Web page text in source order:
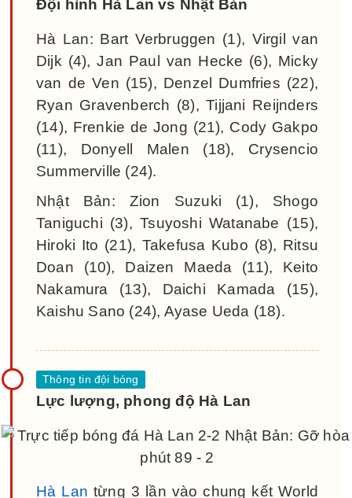
Đội hình Hà Lan vs Nhật Bản
Hà Lan: Bart Verbruggen (1), Virgil van
Dijk (4), Jan Paul van Hecke (6), Micky
van de Ven (15), Denzel Dumfries (22),
Ryan Gravenberch (8), Tijjani Reijnders
(14), Frenkie de Jong (21), Cody Gakpo
(11), Donyell Malen (18), Crysencio
Summerville (24).
Nhật Bản: Zion Suzuki (1), Shogo
Taniguchi (3), Tsuyoshi Watanabe (15),
Hiroki Ito (21), Takefusa Kubo (8), Ritsu
Doan (10), Daizen Maeda (11), Keito
Nakamura (13), Daichi Kamada (15),
Kaishu Sano (24), Ayase Ueda (18).
Lực lượng, phong độ Hà Lan
Hà Lan từng 3 lần vào chung kết World